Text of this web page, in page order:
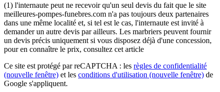
(1) l'internaute peut ne recevoir qu'un seul devis du fait que le site
meilleures-pompes-funebres.com n'a pas toujours deux partenaires
dans une même localité et, si tel est le cas, l'internaute est invité à
demander un autre devis par ailleurs. Les marbriers peuvent fournir
un devis précis uniquement si vous disposez déjà d'une concession,
pour en connaître le prix, consultez cet article
Ce site est protégé par reCAPTCHA : les règles de confidentialité
(nouvelle fenêtre) et les conditions d'utilisation (nouvelle fenêtre) de
Google s'appliquent.